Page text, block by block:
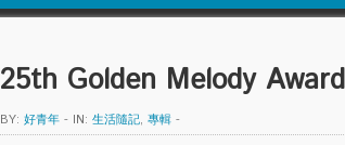
25th Golden Melody
BY: 好青年 - IN: 生活隨記, 專輯 -